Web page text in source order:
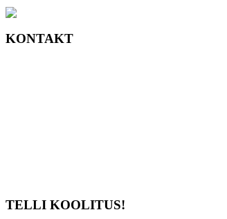
KONTAKT
TELLI KOOLITUS!